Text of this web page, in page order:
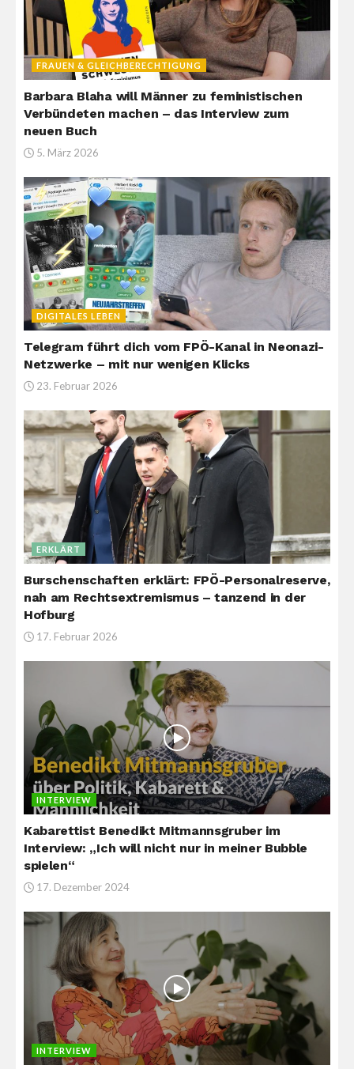
FRAUEN & GLEICHBERECHTIGUNG
Barbara Blaha will Männer zu feministischen
Verbündeten machen – das Interview zum
neuen Buch
5. März 2026
DIGITALES LEBEN
Telegram führt dich vom FPÖ-Kanal in Neonazi-
Netzwerke – mit nur wenigen Klicks
23. Februar 2026
ERKLÄRT
Burschenschaften erklärt: FPÖ-Personalreserve,
nah am Rechtsextremismus – tanzend in der
Hofburg
17. Februar 2026
INTERVIEW
Kabarettist Benedikt Mitmannsgruber im
Interview: „Ich will nicht nur in meiner Bubble
spielen“
17. Dezember 2024
INTERVIEW